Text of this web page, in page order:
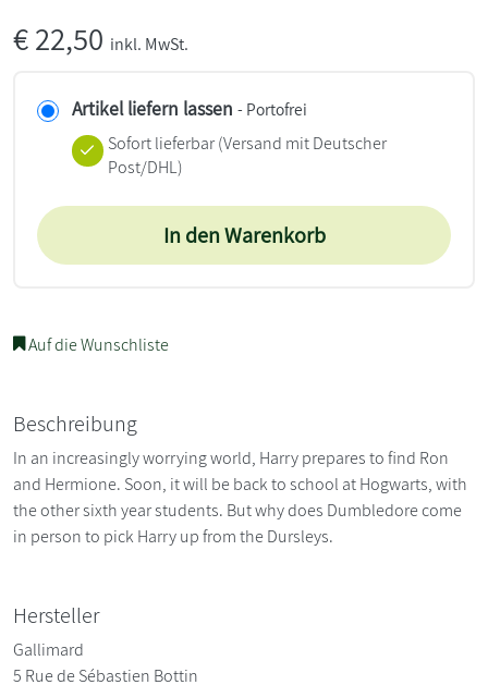
€22,50 inkl. MwSt.
Artikel liefern lassen - Portofrei
Sofort lieferbar(Versand mit Deutscher
Post/DHL)
In den Warenkorb
Auf die Wunschliste
Beschreibung
In an increasingly worrying world, Harry prepares to find Ron
and Hermione. Soon, it will be back to school at Hogwarts, with
the other sixth year students. But why does Dumbledore come
in person to pick Harry up from the Dursleys.
Hersteller
Gallimard
5 Rue de Sébastien Bottin